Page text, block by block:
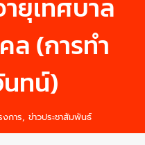
ยุเทศบาล
ล (การทำ
ทน์)
การ, ข่าวประชาสัมพันธ์